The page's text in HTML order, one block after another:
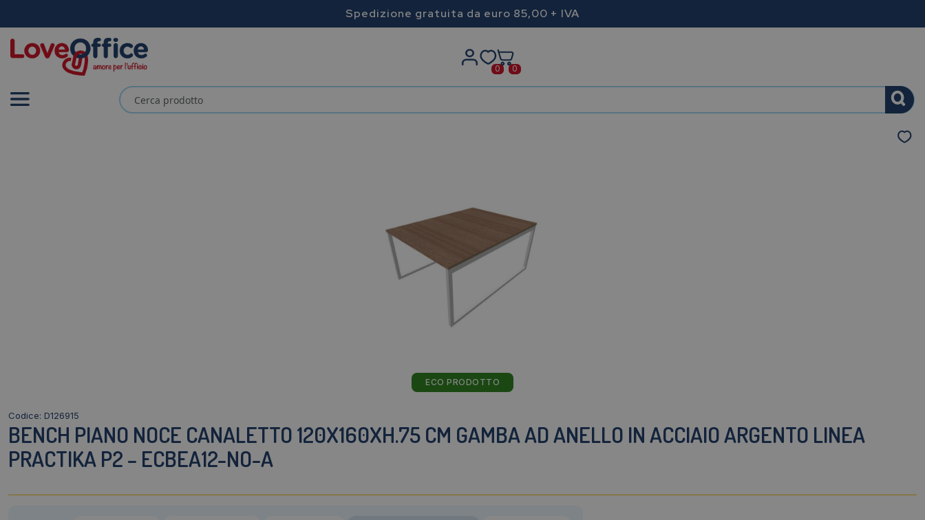
Spedizione gratuita da euro 85,00 + IVA
0 0
ECO PRODOTTO
Codice: D126915
BENCH PIANO NOCE CANALETTO 120X160XH.75 CM GAMBA AD ANELLO IN ACCIAIO ARGENTO LINEA
PRACTIKA P2 – ECBEA12-NO-A